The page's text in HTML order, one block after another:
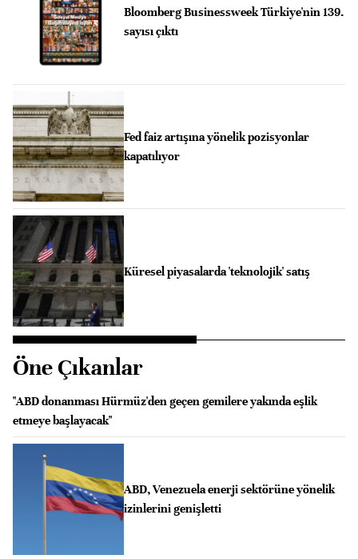
Bloomberg Businessweek Türkiye'nin 139.
sayısı çıktı
Fed faiz artışına yönelik pozisyonlar
kapatılıyor
Küresel piyasalarda 'teknolojik' satış
Öne Çıkanlar
"ABD donanması Hürmüz'den geçen gemilere yakında eşlik
etmeye başlayacak"
ABD, Venezuela enerji sektörüne yönelik
izinlerini genişletti